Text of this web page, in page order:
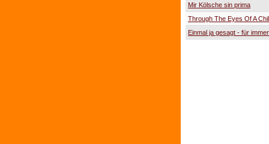
Mir Kölsche sin prima
Through The Eyes Of A
Einmal ja gesagt - für